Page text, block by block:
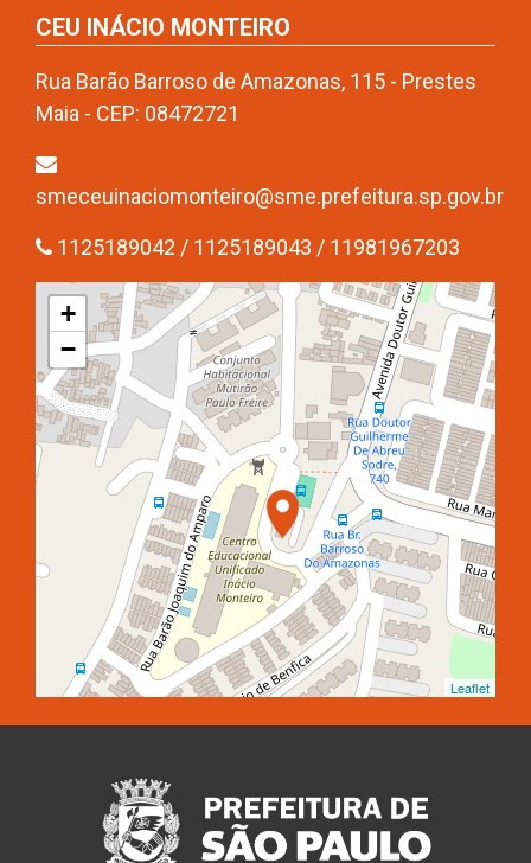
CEU INÁCIO MONTEIRO
Rua Barão Barroso de Amazonas, 115 - Prestes
Maia - CEP: 08472721
smeceuinaciomonteiro@sme.prefeitura.sp.gov.br
1125189042 / 1125189043 / 11981967203
+
−
Leaflet